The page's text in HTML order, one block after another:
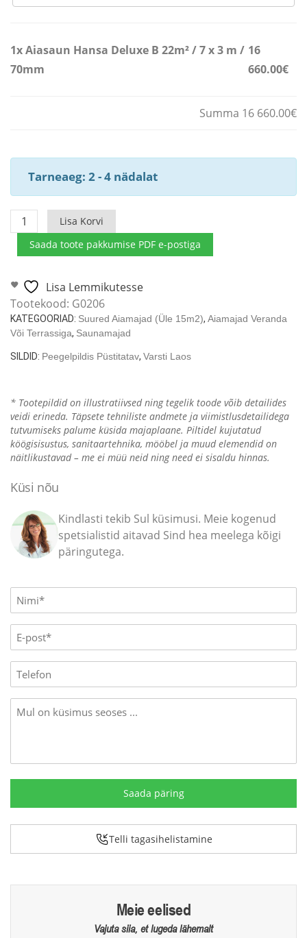
1xAiasaun Hansa Deluxe B 22m² / 7 x 3 m /
70mm
16
660.00€
Summa 16 660.00€
Tarneaeg: 2 - 4 nädalat
Aiasaun
Hansa
Deluxe
22m²
/
7
x
3
70mm
kogus
Lisa Korvi
Saada toote pakkumise PDF e-postiga
Lisa Lemmikutesse
Tootekood: G0206
KATEGOORIAD: Suured Aiamajad (üle 15m2), Aiamajad Veranda
Või Terrassiga, Saunamajad
SILDID: Peegelpildis Püstitatav, Varsti Laos
* Tootepildid on illustratiivsed ning tegelik toode võib detailides
veidi erineda. Täpsete tehniliste andmete ja viimistlusdetailidega
tutvumiseks palume küsida majaplaane. Piltidel kujutatud
köögisisustus, sanitaartehnika, mööbel ja muud elemendid on
näitlikustavad – me ei müü neid ning need ei sisaldu hinnas.
Küsi nõu
Kindlasti tekib Sul küsimusi. Meie kogenud
spetsialistid aitavad Sind hea meelega kõigi
päringutega.
Name
(Required)
E-
mail
(Required)
Phone
Message
Telli tagasihelistamine
Meie eelised
Vajuta siia, et lugeda lähemalt